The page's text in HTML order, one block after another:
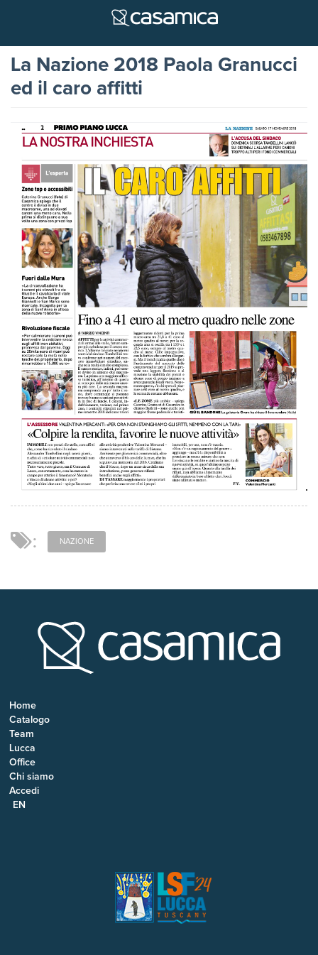
La Nazione 2018 Paola Granucci
ed il caro affitti
NAZIONE
Home
Catalogo
Team
Lucca
Office
Chi siamo
Accedi
EN